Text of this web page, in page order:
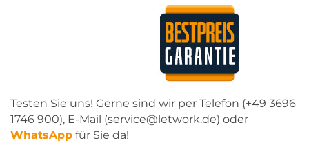
Testen Sie uns! Gerne sind wir per Telefon (+49 3696
1746 900), E-Mail (service@letwork.de) oder
WhatsApp für Sie da!